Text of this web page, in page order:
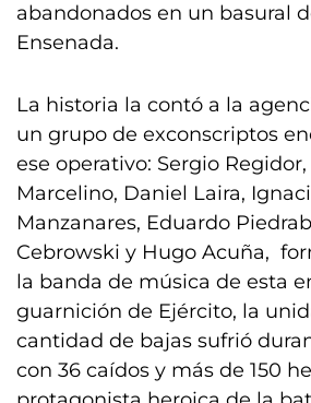
abandonados en un basural
Ensenada.
La historia la contó a la
un grupo de exconscriptos
ese operativo: Sergio
Marcelino, Daniel Laira,
Manzanares, Eduardo
Cebrowski y Hugo Acuña,
la banda de música de esta
guarnición de Ejército, la
cantidad de bajas sufrió
con 36 caídos y más de 150